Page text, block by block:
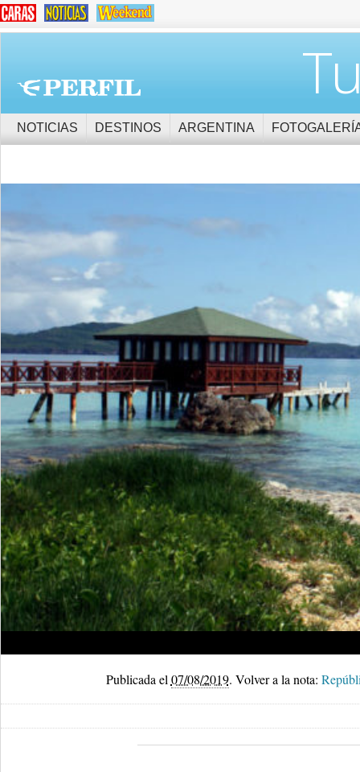
NOTICIAS DESTINOS ARGENTINA
Publicada el 07/08/2019. Volver a la nota: